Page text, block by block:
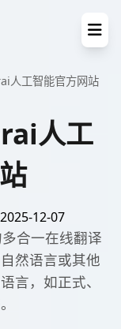
人工智能官方网站
人工
12-07
合一在线翻译
然语言或其他
言，如正式、